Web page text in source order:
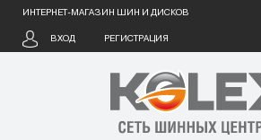
ИНТЕРНЕТ-МАГАЗИН ШИН И ДИСКОВ
ВХОД РЕГИСТРАЦИЯ